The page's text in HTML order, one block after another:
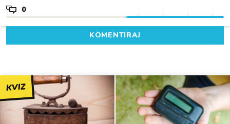
0
KOMENTIRAJ
KVIZ